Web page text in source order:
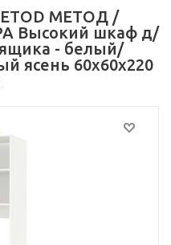
МЕТОД /
Высокий шкаф д/
- белый/
ясень 60x60x220